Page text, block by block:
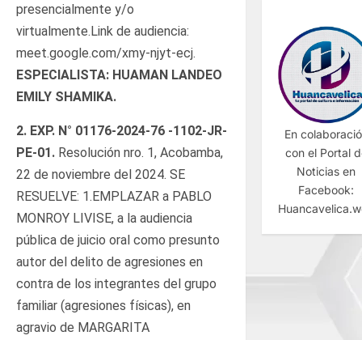
presencialmente y/o
virtualmente.Link de audiencia:
meet.google.com/xmy-njyt-ecj.
ESPECIALISTA: HUAMAN LANDEO
EMILY SHAMIKA.
2. EXP. N° 01176-2024-76 -1102-JR-
PE-01. Resolución nro. 1, Acobamba,
22 de noviembre del 2024. SE
RESUELVE: 1.EMPLAZAR a PABLO
MONROY LIVISE, a la audiencia
pública de juicio oral como presunto
autor del delito de agresiones en
contra de los integrantes del grupo
familiar (agresiones físicas), en
agravio de MARGARITA
En
con el Portal
Noticias en
Facebook: